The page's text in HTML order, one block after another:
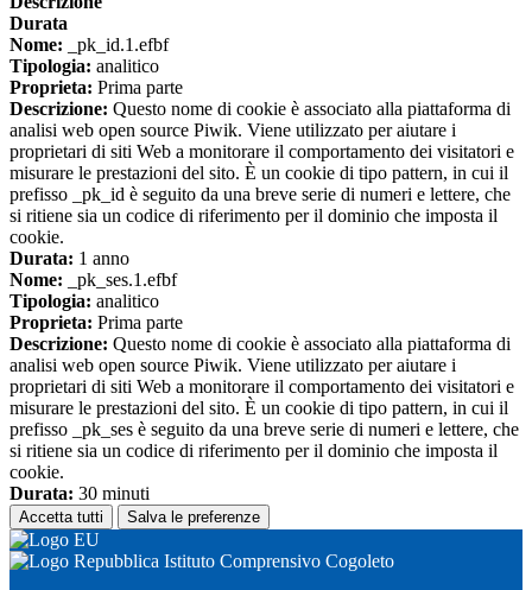
Durata
Nome: _pk_id.1.efbf
Tipologia: analitico
Proprieta: Prima parte
Descrizione: Questo nome di cookie è associato alla piattaforma di
analisi web open source Piwik. Viene utilizzato per aiutare i
proprietari di siti Web a monitorare il comportamento dei visitatori e
misurare le prestazioni del sito. È un cookie di tipo pattern, in cui il
prefisso _pk_id è seguito da una breve serie di numeri e lettere, che
si ritiene sia un codice di riferimento per il dominio che imposta il
cookie.
Durata: 1 anno
Nome: _pk_ses.1.efbf
Tipologia: analitico
Proprieta: Prima parte
Descrizione: Questo nome di cookie è associato alla piattaforma di
analisi web open source Piwik. Viene utilizzato per aiutare i
proprietari di siti Web a monitorare il comportamento dei visitatori e
misurare le prestazioni del sito. È un cookie di tipo pattern, in cui il
prefisso _pk_ses è seguito da una breve serie di numeri e lettere, che
si ritiene sia un codice di riferimento per il dominio che imposta il
cookie.
Durata: 30 minuti
Accetta tutti Salva le preferenze
Istituto Comprensivo Cogoleto